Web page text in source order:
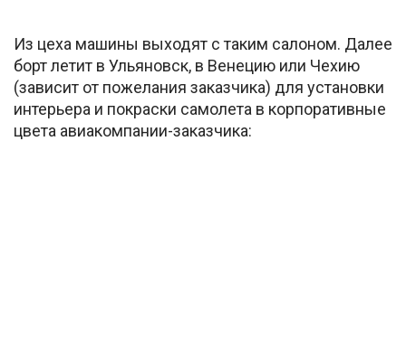
Из цеха машины выходят с таким салоном. Далее
борт летит в Ульяновск, в Венецию или Чехию
(зависит от пожелания заказчика) для установки
интерьера и покраски самолета в корпоративные
цвета авиакомпании-заказчика: